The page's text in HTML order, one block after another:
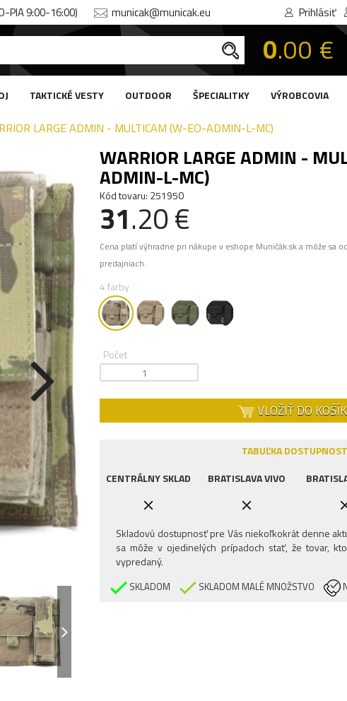
PIA 9:00-16:00) municak@municak.eu Prihlásiť
0.00 €
TAKTICKÉ VESTY OUTDOOR ŠPECIALITKY VÝROBCOVIA
LARGE ADMIN - MULTICAM (W-EO-ADMIN-L-MC)
WARRIOR LARGE ADMIN -
ADMIN-L-MC)
Kód tovaru: 251950
31.20 €
Cena platí výhradne pri nákupe v eshope Muničák.sk a môže sa
predajniach.
4 farby
Počet
VLOŽIŤ DO
TABUĽKA
CENTRÁLNY SKLAD
BRATISLAVA VIVO
Skladovú dostupnosť pre Vás niekoľkokrát denne
sa môže v ojedinelých prípadoch stať, že tovar,
vypredaný.
SKLADOM SKLADOM MALÉ MNOŽSTVO